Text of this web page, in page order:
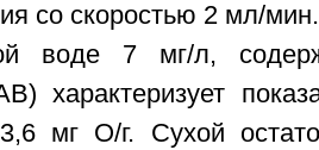
со скоростью 2 мл/
воде 7 мг/л,
характеризует
мг О/г. Сухой